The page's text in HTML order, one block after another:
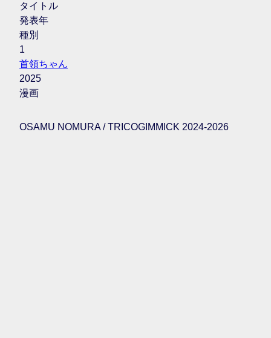
タイトル
発表年
種別
1
首領ちゃん
2025
漫画
OSAMU NOMURA / TRICOGIMMICK 2024-2026